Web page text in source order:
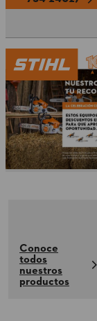
Conoce
todos
nuestros
productos